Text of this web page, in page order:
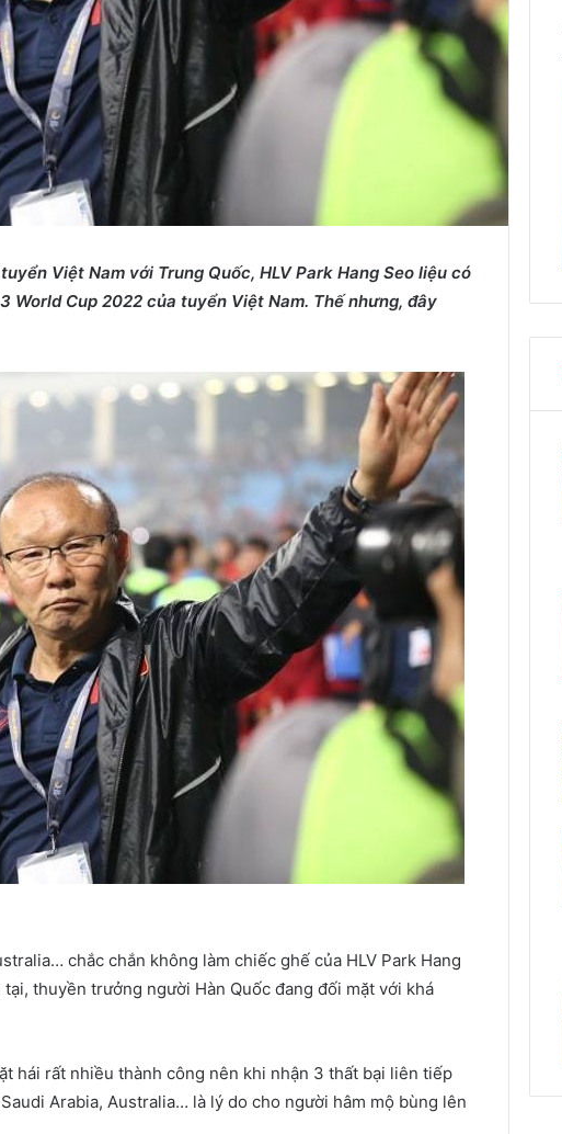
Việt Nam với Trung Quốc, HLV Park Hang Seo liệu có
World Cup 2022 của tuyển Việt Nam. Thếnhưng, đây
chắc chắn không làm chiếc ghế của HLV Park Hang
thuyền trưởng người Hàn Quốc đang đối mặt với khá
hái rất nhiều thành công nên khi nhận 3 thất bại liên tiếp
Arabia, Australia… là lý do cho người hâm mộ bùng lên